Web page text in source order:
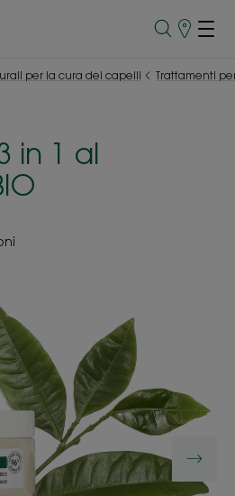
Punti
per la cura dei capelli Trattamenti
in 1 al